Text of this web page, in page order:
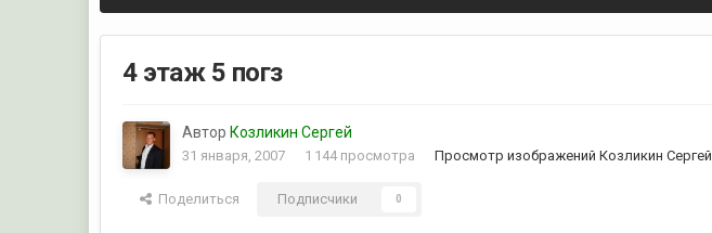
4 этаж 5 погз
Автор Козликин Сергей
31 января, 2007 1 144 просмотра Просмотр изображений Козликин Сергей
Поделиться Подписчики 0